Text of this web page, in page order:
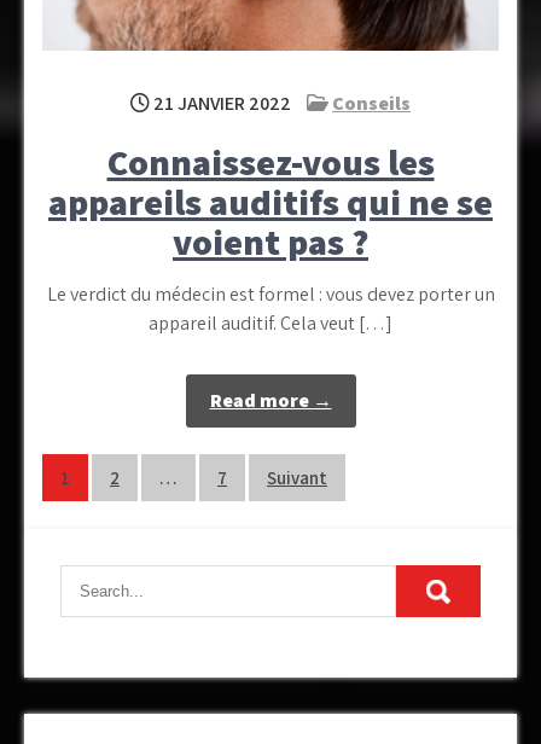
21 JANVIER 2022 Conseils
Connaissez-vous les
appareils auditifs qui ne se
voient pas ?
Le verdict du médecin est formel : vous devez porter un
appareil auditif. Cela veut […]
Read more →
Navigation
articles
1 2 … 7 Suivant